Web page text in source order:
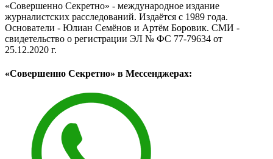
«Совершенно Секретно» - международное издание
журналистских расследований. Издаётся с 1989 года.
Основатели - Юлиан Семёнов и Артём Боровик. CМИ -
свидетельство о регистрации ЭЛ № ФС 77-79634 от
25.12.2020 г.
«Совершенно Секретно» в Мессенджерах: